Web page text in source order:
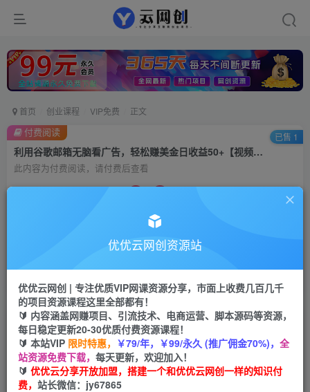
首页 创业课程 VIP免费 正文
利用谷歌邮箱无脑看广告，轻松赚美金日收益50+【视频教程】
此内容为付费阅读，请付费后查看
9.9
立即购买
付费阅读 已售 1
利用谷歌邮箱无脑看广告，轻松赚美金日收益50+
【视频教程】
优优云网创
2年前发布
关注 私信
优优云网创资源站
优优云网创 | 专注优质VIP网课资源分享，市面上收费几百几千
的项目资源课程这里全部都有！
🔰 内容涵盖网赚项目、引流技术、电商运营、脚本源码等资源，
每日稳定更新20-30优质付费资源课程！
🔰 本站VIP 限时特惠， ￥79/年，￥99/永久 (推广佣金70%)， 全
站资源免费下载， 每天更新，欢迎加入！
🔰 优优云分享开放加盟，搭建一个和优优云网创一样的知识付
费， 站长微信：jy67865